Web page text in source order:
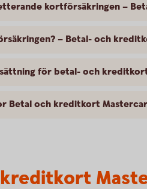
kortförsäkringen –
– Betal- och
för betal- och
Betal och kreditkort